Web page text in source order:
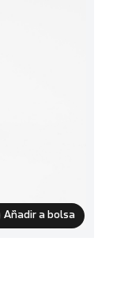
Añadir a bolsa